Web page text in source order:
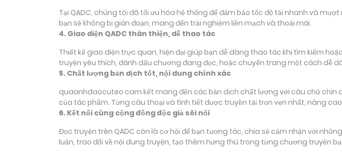
Tại QADC, chúng tôi đã tối ưu hóa hệ thống để đảm bảo tốc độ tải nhanh và
bạn sẽ không bị gián đoạn, mang đến trải nghiệm liền mạch và thoải mái.
4. Giao diện QADC thân thiện, dễ thao tác
Thiết kế giao diện trực quan, hiện đại giúp bạn dễ dàng thao tác khi tìm kiếm
truyện yêu thích, đánh dấu chương đang đọc, hoặc chuyển trang một cách dễ
5. Chất lượng bản dịch tốt, nội dung chính xác
quaanhdaocuteo cam kết mang đến các bản dịch chất lượng với câu chữ chỉn
của tác phẩm. Từng câu thoại và tình tiết được truyền tải trọn vẹn nhất, nâng
6. Kết nối cùng cộng đồng độc giả sôi nổi
Đọc truyện trên QADC còn là cơ hội để bạn tương tác, chia sẻ cảm nhận với
luận, trao đổi về nội dung truyện, tạo thêm hứng thú trong từng chương truyện